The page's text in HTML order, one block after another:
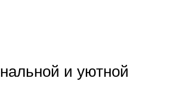
и уютной